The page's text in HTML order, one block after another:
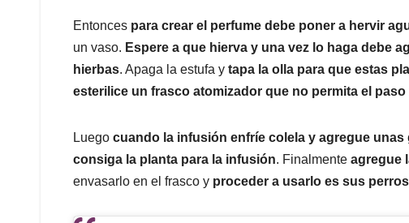
Entonces para crear el perfume debe poner a hervir
un vaso. Espere a que hierva y una vez lo haga debe
hierbas. Apaga la estufa y tapa la olla para que estas
esterilice un frasco atomizador que no permita el paso
Luego cuando la infusión enfríe colela y agregue
consiga la planta para la infusión. Finalmente agregue
envasarlo en el frasco y proceder a usarlo es sus